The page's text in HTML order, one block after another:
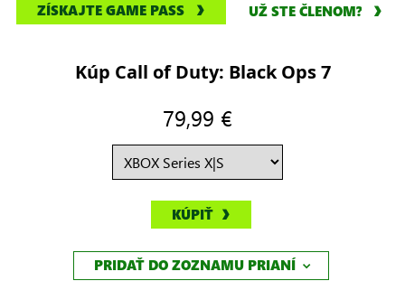
ZÍSKAJTE GAME PASS UŽ STE ČLENOM?
Kúp Call of Duty: Black Ops 7
79,99 €
KÚPIŤ
PRIDAŤ DO ZOZNAMU PRIANÍ